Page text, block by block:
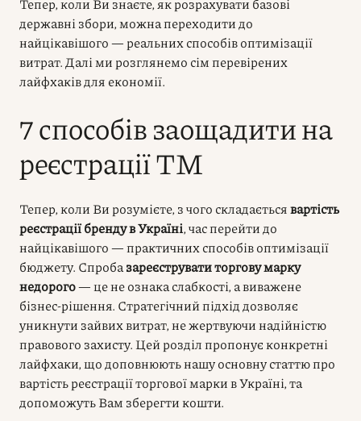
державні збори, можна переходити до
найцікавішого — реальних способів оптимізації
витрат. Далі ми розглянемо сім перевірених
лайфхаків для економії.
7 способів заощадити на
реєстрації ТМ
Тепер, коли Ви розумієте, з чого складаєтьсявартість
реєстрації бренду в Україні, час перейти до
найцікавішого — практичних способів оптимізації
бюджету. Спробазареєструвати торгову марку
недорого— це не ознака слабкості, а виважене
бізнес-рішення. Стратегічний підхід дозволяє
уникнути зайвих витрат, не жертвуючи надійністю
правового захисту. Цей розділ пропонує конкретні
лайфхаки, що доповнюють нашу основну статтю про
вартість реєстрації торгової марки в Україні, та
допоможуть Вам зберегти кошти.